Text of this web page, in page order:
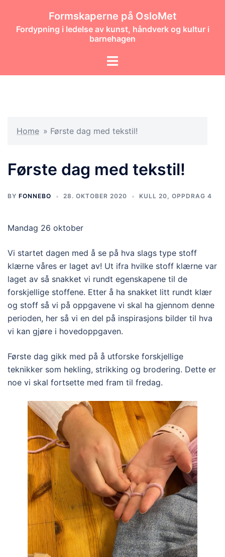
innhold
Formskaperne på OsloMet
Fordypning i ledelse av kunst, håndverk og kultur i
barnehagen
Toggle
Home » Første dag med tekstil!
Første dag med tekstil!
BY FONNEBO 28. OKTOBER 2020 KULL 20, OPPDRAG 4
Mandag 26 oktober
Vi startet dagen med å se på hva slags type stoff
klærne våres er laget av! Ut ifra hvilke stoff klærne var
laget av så snakket vi rundt egenskapene til de
forskjellige stoffene. Etter å ha snakket litt rundt klær
og stoff så vi på oppgavene vi skal ha gjennom denne
perioden, her så vi en del på inspirasjons bilder til hva
vi kan gjøre i hovedoppgaven.
Første dag gikk med på å utforske forskjellige
teknikker som hekling, strikking og brodering. Dette er
noe vi skal fortsette med fram til fredag.